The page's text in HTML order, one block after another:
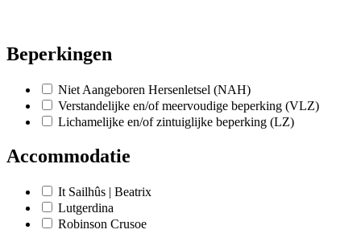
Beperkingen
Niet Aangeboren Hersenletsel (NAH)
Verstandelijke en/of meervoudige beperking (VLZ)
Lichamelijke en/of zintuiglijke beperking (LZ)
Accommodatie
It Sailhûs | Beatrix
Lutgerdina
Robinson Crusoe